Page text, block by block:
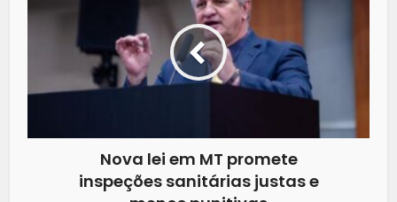
Nova lei em MT promete
inspeções sanitárias justas e